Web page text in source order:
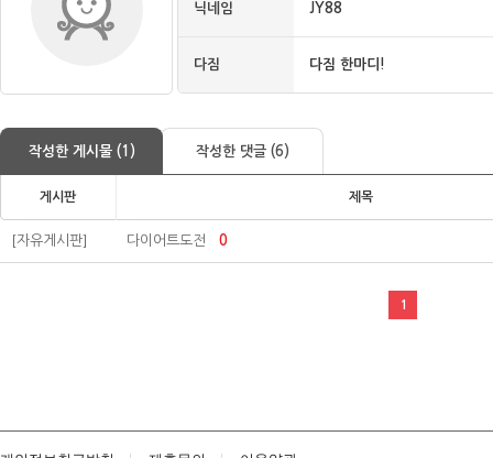
닉네임 JY88
다짐 다짐 한마디!
작성한 게시물 (1) 작성한 댓글 (6)
게시판 제목
[자유게시판] 다이어트도전 0
1